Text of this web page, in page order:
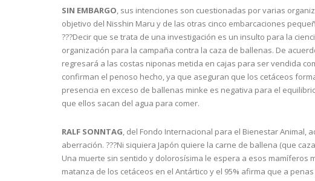
SIN EMBARGO, sus intenciones son cuestionadas por varias
objetivo del Nisshin Maru y de las otras cinco embarcaciones
???Decir que se trata de una investigación es un insulto para la
organización para la campaña contra la caza de ballenas. De
regresará a las costas niponas metida en cajas para ser vendida
confirman el penoso hecho, ya que aseguran que los cetáceos
presencia en exceso de ballenas minke es negativa para el
que ellos sacan del agua para comer.
RALF SONNTAG, del Fondo Internacional para el Bienestar Animal,
aberración. ???Ni siquiera Japón quiere la carne de ballena (que
Una muerte sin sentido y dolorosísima le espera a esos mamíferos
matanza de los cetáceos en el Antártico y el 95% afirma que a